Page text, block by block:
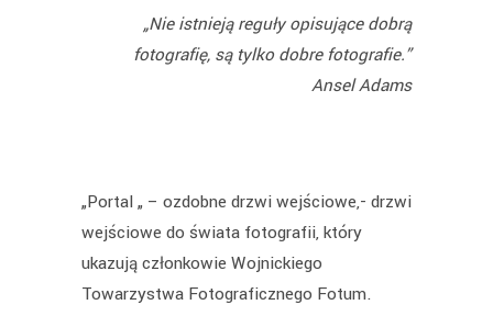
„Nie istnieją reguły opisujące dobrą
fotografię, są tylko dobre fotografie.”
Ansel Adams
„Portal „ – ozdobne drzwi wejściowe,- drzwi
wejściowe do świata fotografii, który
ukazują członkowie Wojnickiego
Towarzystwa Fotograficznego Fotum.